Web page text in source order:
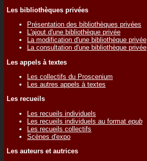
Les bibliothèques privées
Présentation des bibliothèques privées
L'ajout d'une bibliothèque privée
La modification d'une bibliothèque privée
La consultation d'une bibliothèque privée
Les appels à textes
Les collectifs du Proscenium
Les autres appels à textes
Les recueils
Les recueils individuels
Les recueils individuels au format epub
Les recueils collectifs
Scènes d'expo
Les auteurs et autrices